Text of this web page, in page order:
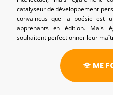
catalyseur de développement
convaincus que la poésie est
apprenants en édition. Mais
souhaitent perfectionner leur
ME